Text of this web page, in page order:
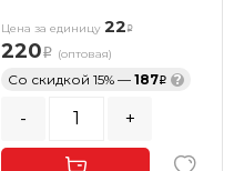
Цена за единицу 22
220 (оптовая)
Со скидкой 15% — 187 ?
- +